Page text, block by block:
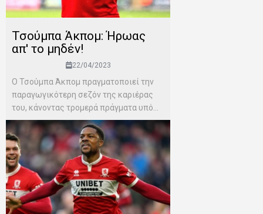
Τσούμπα Άκπομ: Ήρωας
απ' το μηδέν!
22/04/2023
Ο Τσούμπα Άκπομ πραγματοποιεί την
παραγωγικότερη σεζόν της καριέρας
του, κάνοντας τρομερά πράγματα υπό...